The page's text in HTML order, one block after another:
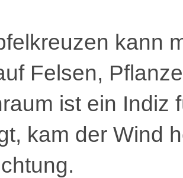
kann
Felsen,
ist ein Indiz
kam der Wind